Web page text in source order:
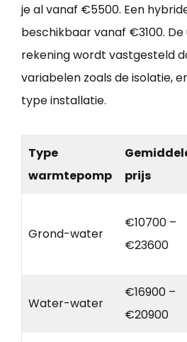
je al vanaf €5500. Een
beschikbaar vanaf €3100. De
rekening wordt vastgesteld
variabelen zoals de isolatie,
type installatie.
Type
warmtepomp
prijs
Grond-water
€10700 –
€23600
Water-water
€16900 –
€20900